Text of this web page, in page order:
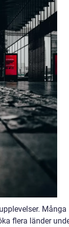
Många
flera länder